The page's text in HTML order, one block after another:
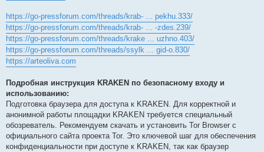
https://go-pressforum.com/threads/krab- ... pekhu.333/
https://go-pressforum.com/threads/krab- ... -zdes.239/
https://go-pressforum.com/threads/krake ... uzhno.403/
https://go-pressforum.com/threads/ssylk ... gid-o.830/
https://arteoliva.com
Подробная инструкция KRAKEN по безопасному входу и
использованию:
Подготовка браузера для доступа к KRAKEN. Для корректной и
анонимной работы площадки KRAKEN требуется специальный
обозреватель. Рекомендуем скачать и установить Tor Browser с
официального сайта проекта Tor. Это ключевой шаг для обеспечения
конфиденциальности при доступе к KRAKEN, так как браузер